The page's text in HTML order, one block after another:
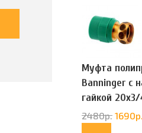
Муфта
Banninger с
гайкой 20х3/
(G83322020)
2480р. 1690р.